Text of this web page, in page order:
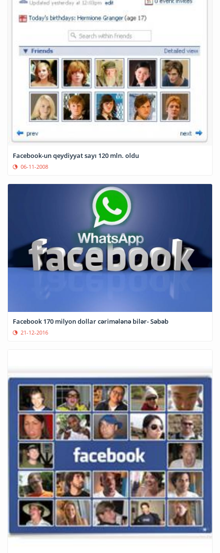
Facebook-un qeydiyyat sayı 120 mln. oldu
06-11-2008
Facebook 170 milyon dollar cərimələnə bilər- Səbəb
21-12-2016